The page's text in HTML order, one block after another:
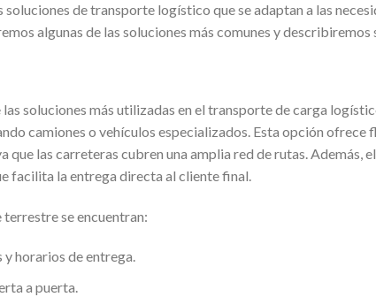
de transporte logístico que se adaptan a las
algunas de las soluciones más comunes y
soluciones más utilizadas en el transporte de carga
camiones o vehículos especializados. Esta opción ofrece
que las carreteras cubren una amplia red de rutas.
facilita la entrega directa al cliente final.
se encuentran:
horarios de entrega.
a puerta.